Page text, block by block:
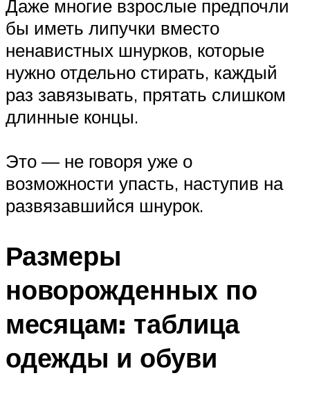
Даже многие взрослые предпочли
бы иметь липучки вместо
ненавистных шнурков, которые
нужно отдельно стирать, каждый
раз завязывать, прятать слишком
длинные концы.
Это — не говоря уже о
возможности упасть, наступив на
развязавшийся шнурок.
Размеры
новорожденных по
месяцам: таблица
одежды и обуви